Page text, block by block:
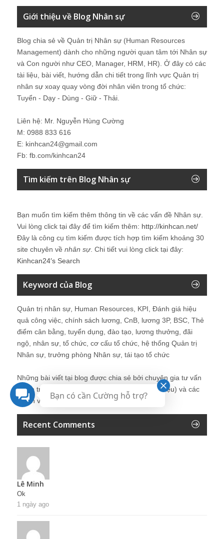
Giới thiệu về Blog Nhân sự
Blog chia sẻ về Quản trị Nhân sự (Human Resources
Management) dành cho những người quan tâm tới Nhân sự
và Con người như CEO, Manager, HRM, HR). Ở đây có các
tài liệu, bài viết, hướng dẫn chi tiết trong lĩnh vực Quản trị
nhân sự xoay quay vòng đời nhân viên trong tổ chức:
Tuyển - Dạy - Dùng - Giữ - Thải.
Liên hệ: Mr. Nguyễn Hùng Cường
M: 0988 833 616
E: kinhcan24@gmail.com
Fb: fb.com/kinhcan24
Tìm kiếm trên Blog Nhân sự
Bạn muốn tìm kiếm thêm thông tin về các vấn đề Nhân sự
Vui lòng click tại đây để tìm kiếm thêm: http://kinhcan.net/
Đây là công cụ tìm kiếm được tích hợp tìm kiếm khoảng 30
site chuyên về nhân sự. Chi tiết vui lòng click tại đây:
Kinhcan24′s Search
Keyword của Blog
Quản trị nhân sự, Human Resources, KPI, Đánh giá hiệu
quả công việc, chính sách lương, CnB, lương 3P, BSC, Thẻ
điểm cân bằng, tuyển dụng, đào tạo, lương thưởng, đãi
ngộ, nhân sự, tổ chức, cơ cấu tổ chức, hệ thống Quản trị
Nhân sự, trưởng phòng Nhân sự, tái tạo tổ chức
Những bài viết tại blog được chia sẻ bởi chuyên gia tư vấn
Quản trị Nhân sự Nguyễn Hùng Cường (
giới thiệu) và các
thành viên khác trong cộng đồng Nhân sự.
Recent Comments
Lê Minh
Ok
1 ngày ago
Bạn có cần Cường hỗ trợ?